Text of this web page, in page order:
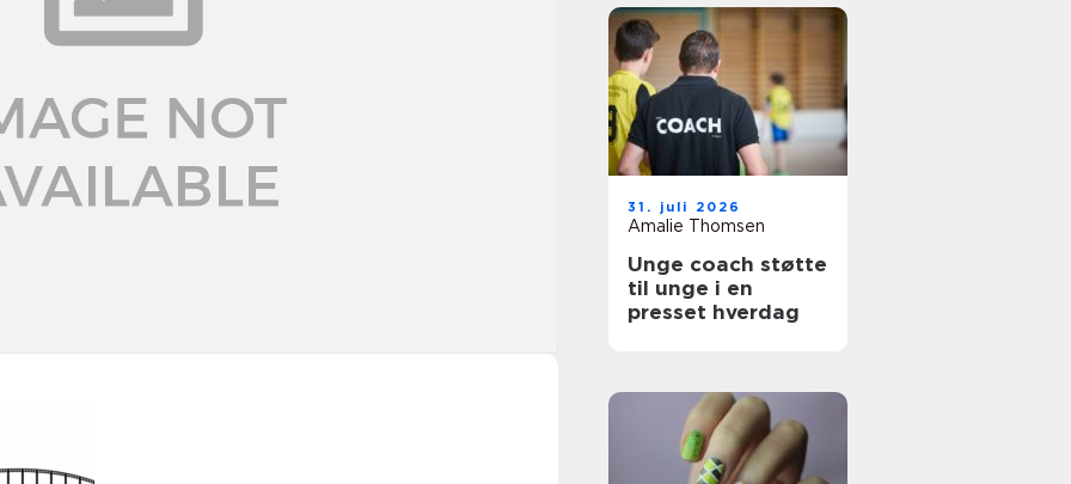
31. juli 2026
Amalie Thomsen
Unge coach støtte
til unge i en
presset hverdag